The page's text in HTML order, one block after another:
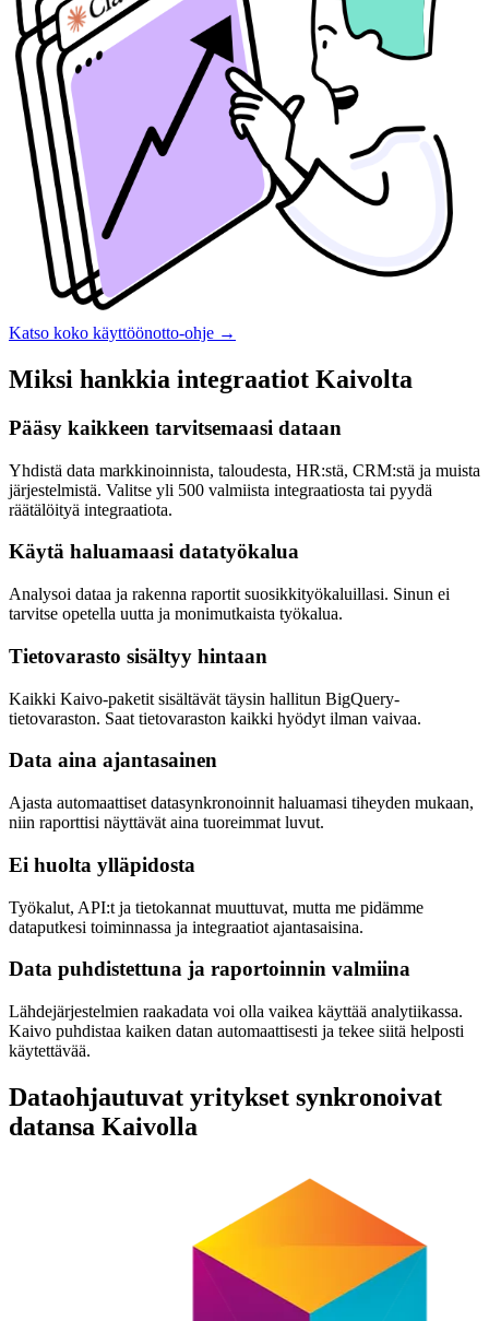
Katso koko käyttöönotto-ohje →
Miksi hankkia integraatiot Kaivolta
Pääsy kaikkeen tarvitsemaasi dataan
Yhdistä data markkinoinnista, taloudesta, HR:stä, CRM:stä ja muista
järjestelmistä. Valitse yli 500 valmiista integraatiosta tai pyydä
räätälöityä integraatiota.
Käytä haluamaasi datatyökalua
Analysoi dataa ja rakenna raportit suosikkityökaluillasi. Sinun ei
tarvitse opetella uutta ja monimutkaista työkalua.
Tietovarasto sisältyy hintaan
Kaikki Kaivo-paketit sisältävät täysin hallitun BigQuery-
tietovaraston. Saat tietovaraston kaikki hyödyt ilman vaivaa.
Data aina ajantasainen
Ajasta automaattiset datasynkronoinnit haluamasi tiheyden mukaan,
niin raporttisi näyttävät aina tuoreimmat luvut.
Ei huolta ylläpidosta
Työkalut, API:t ja tietokannat muuttuvat, mutta me pidämme
dataputkesi toiminnassa ja integraatiot ajantasaisina.
Data puhdistettuna ja raportoinnin valmiina
Lähdejärjestelmien raakadata voi olla vaikea käyttää analytiikassa.
Kaivo puhdistaa kaiken datan automaattisesti ja tekee siitä helposti
käytettävää.
Dataohjautuvat yritykset synkronoivat
datansa Kaivolla